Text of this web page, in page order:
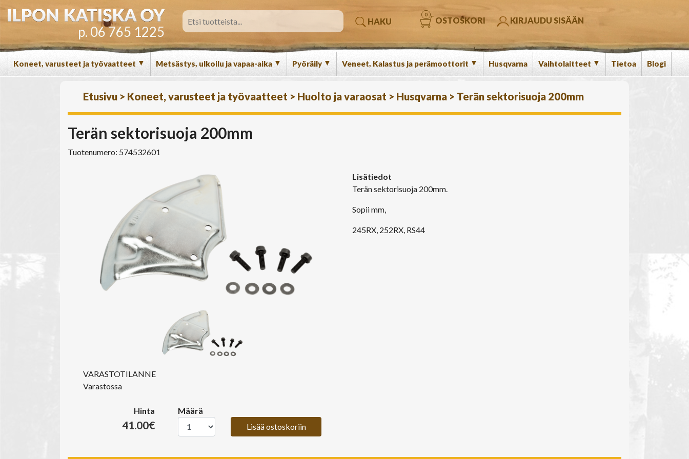
p. 06 765 1225
HAKU OSTOSKORI
0
KIRJAUDU SISÄÄN
Koneet, varusteet ja työvaatteet ▼ Metsästys, ulkoilu ja vapaa-aika ▼ Pyöräily ▼ Veneet, Kalastus ja perämoottorit ▼ Husqvarna Vaihtolaitteet ▼ Tietoa Blogi
Etusivu > Koneet, varusteet ja työvaatteet > Huolto ja varaosat > Husqvarna > Terän sektorisuoja 200mm
Terän sektorisuoja 200mm
Tuotenumero: 574532601
VARASTOTILANNE
Varastossa
Hinta
41.00€
Määrä
Lisää ostoskoriin
Lisätiedot
Terän sektorisuoja 200mm.
Sopii mm,
245RX, 252RX, RS44